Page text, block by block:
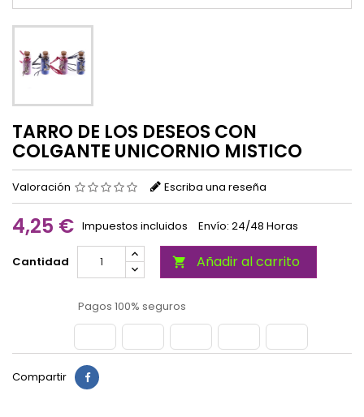
TARRO DE LOS DESEOS CON
COLGANTE UNICORNIO MISTICO
Valoración Escriba una reseña
4,25 € Impuestos incluidos Envío: 24/48 Horas
Cantidad  Añadir al carrito
Pagos 100% seguros
Compartir